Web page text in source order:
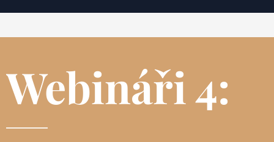
Webináři 4: